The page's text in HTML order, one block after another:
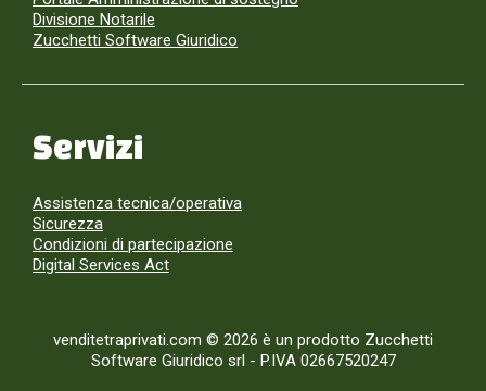
Divisione Notarile
Zucchetti Software Giuridico
Servizi
Assistenza tecnica/operativa
Sicurezza
Condizioni di partecipazione
Digital Services Act
venditetraprivati.com © 2026 è un prodotto Zucchetti
Software Giuridico srl - P.IVA 02667520247